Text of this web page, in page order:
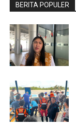
BERITA POPULER